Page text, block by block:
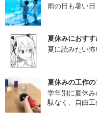
雨の日も暑い
夏休みにおす
夏に読みたい
夏休みの工作
学年別に夏休
駄なく、自由工